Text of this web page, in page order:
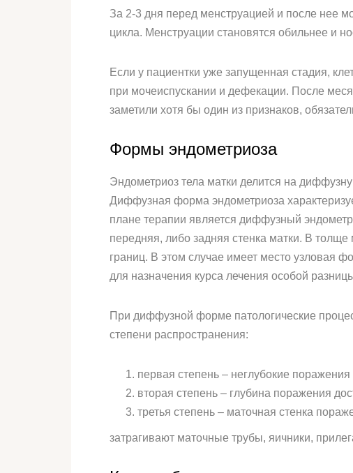
За 2-3 дня перед менструацией и после нее
цикла. Менструации становятся обильнее и
Если у пациентки уже запущенная стадия,
при мочеиспускании и дефекации. После
заметили хотя бы один из признаков,
Формы эндометриоза
Эндометриоз тела матки делится на
Диффузная форма эндометриоза
плане терапии является диффузный
передняя, либо задняя стенка матки. В
границ. В этом случае имеет место узловая
для назначения курса лечения особой
При диффузной форме патологические
степени распространения:
первая степень – неглубокие
вторая степень – глубина поражения
третья степень – маточная стенка
затрагивают маточные трубы, яичники,